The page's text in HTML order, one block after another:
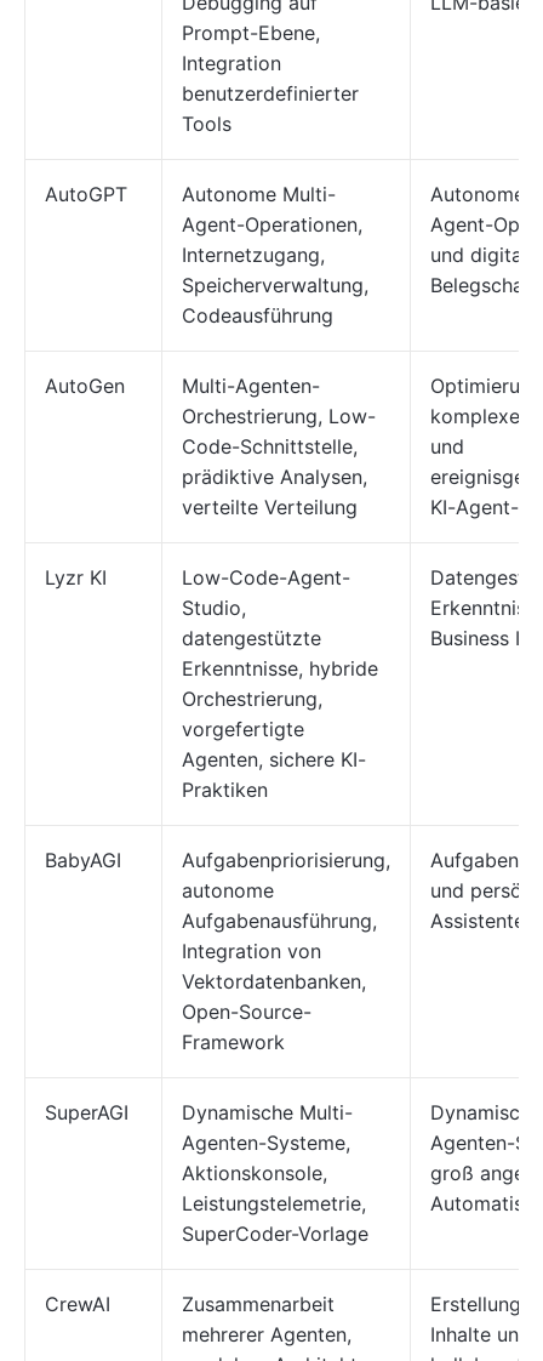
Prompt-Ebene,
Integration
benutzerdefinierter
Tools
AutoGPT
Autonome Multi-
Agent-Operationen,
Internetzugang,
Speicherverwaltung,
Codeausführung
Autonome
Agent-
und digitale
Belegschaft
AutoGen
Multi-Agenten-
Orchestrierung, Low-
Code-Schnittstelle,
prädiktive Analysen,
verteilte Verteilung
Optimierung
komplexer
und
KI-Agent-
Lyzr KI
Low-Code-Agent-
Studio,
datengestützte
Erkenntnisse, hybride
Orchestrierung,
vorgefertigte
Agenten, sichere KI-
Praktiken
Business
BabyAGI
Aufgabenpriorisierung,
autonome
Aufgabenausführung,
Integration von
Vektordatenbanken,
Open-Source-
Framework
und
Assistenten
SuperAGI
Dynamische Multi-
Agenten-Systeme,
Aktionskonsole,
Leistungstelemetrie,
SuperCoder-Vorlage
Agenten-
groß
CrewAI
Zusammenarbeit
mehrerer Agenten,
Erstellung
Inhalte und